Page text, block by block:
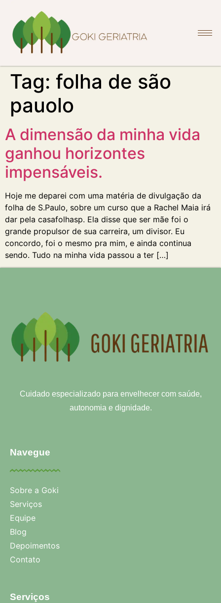
Tag: folha de são
pauolo
A dimensão da minha vida
ganhou horizontes
impensáveis.
Hoje me deparei com uma matéria de divulgação da
folha de S.Paulo, sobre um curso que a Rachel Maia irá
dar pela casafolhasp. Ela disse que ser mãe foi o
grande propulsor de sua carreira, um divisor. Eu
concordo, foi o mesmo pra mim, e ainda continua
sendo. Tudo na minha vida passou a ter […]
Cuidado especializado para envelhecer com saúde,
autonomia e dignidade.
Navegue
Sobre a Goki
Serviços
Equipe
Blog
Depoimentos
Contato
Serviços